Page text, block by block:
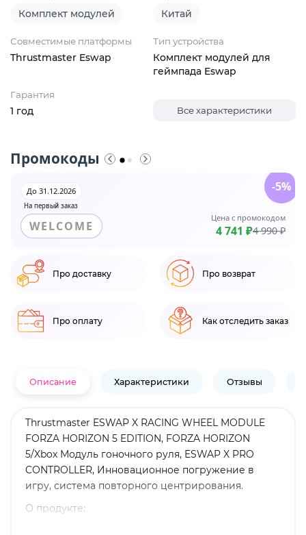
Комплект модулей Китай
Совместимые платформы
Thrustmaster Eswap
Тип устройства
Комплект модулей для
геймпада Eswap
Гарантия
1 год Все характеристики
Промокоды
На первый заказ
До 31.12.2026
WELCOME
Цена с промокодом
4 741 ₽4 990 ₽
-5%
Про доставку Про возврат
Про оплату Как отследить заказ
Описание Характеристики Отзывы
Thrustmaster ESWAP X RACING WHEEL MODULE
FORZA HORIZON 5 EDITION, FORZA HORIZON
5/Xbox Модуль гоночного руля, ESWAP X PRO
CONTROLLER, Инновационное погружение в
игру, система повторного центрирования.
О продукте: